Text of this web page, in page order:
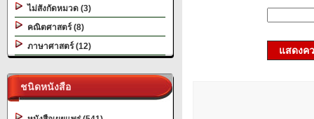
ไม่สังกัดหมวด (3)
คณิตศาสตร์ (8)
ภาษาศาสตร์ (12)
ชนิดหนังสือ
แสดงค